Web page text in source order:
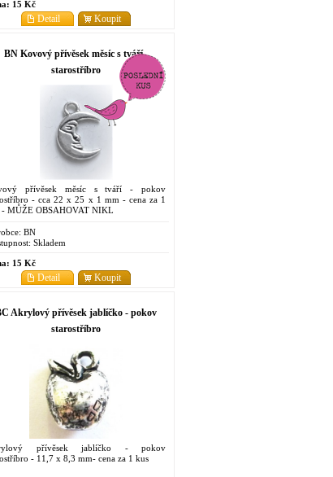
15 Kč
Koupit
Detail
BN Kovový přívěsek měsíc s tváří -
starostříbro
přívěsek měsíc s tváří - pokov
- cca 22 x 25 x 1 mm - cena za 1
- MŮŽE OBSAHOVAT NIKL
BN
Skladem
15 Kč
Koupit
Detail
Akrylový přívěsek jablíčko - pokov
starostříbro
přívěsek jablíčko - pokov
- 11,7 x 8,3 mm- cena za 1 kus